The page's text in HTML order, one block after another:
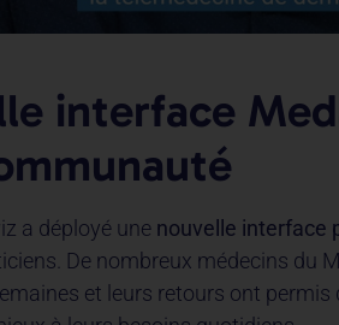
interface
a déployé une nouvelle interface
De nombreux médecins du
et leurs retours ont permis